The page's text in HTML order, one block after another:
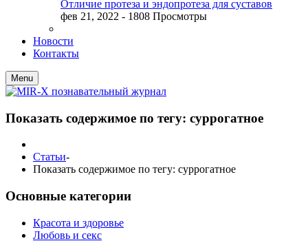
Отличие протеза и эндопротеза для суставов
фев 21, 2022 - 1808 Просмотры
Новости
Контакты
Menu
Показать содержимое по тегу: суррогатное
Статьи-
Показать содержимое по тегу: суррогатное
Основные категории
Красота и здоровье
Любовь и секс